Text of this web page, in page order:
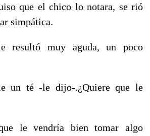
que el chico lo notara, se rió
simpática.
muy aguda, un poco
un té -le dijo-.¿Quiere que le
le vendría bien tomar algo